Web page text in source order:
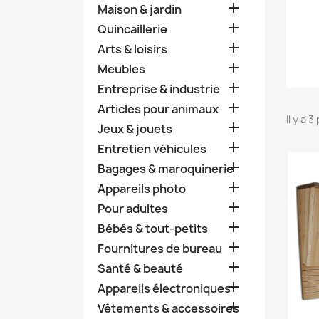
Maison & jardin 
Quincaillerie 
Arts & loisirs 
Meubles 
Entreprise & industrie 
Articles pour animaux 
Jeux & jouets 
Entretien véhicules 
Bagages & maroquinerie

Appareils photo 
Pour adultes 
Bébés & tout-petits 
Fournitures de bureau 
Santé & beauté 
Appareils électroniques
Vêtements & accessoires

Il y a